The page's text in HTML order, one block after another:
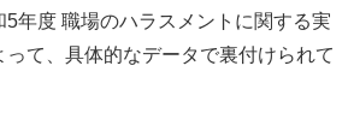
5年度 職場のハラスメントに関する実
て、具体的なデータで裏付けられて